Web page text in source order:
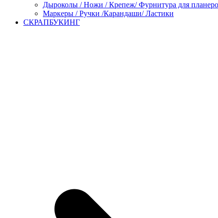
Дыроколы / Ножи / Крепеж/ Фурнитура для
Маркеры / Ручки /Карандаши/ Ластики
СКРАПБУКИНГ